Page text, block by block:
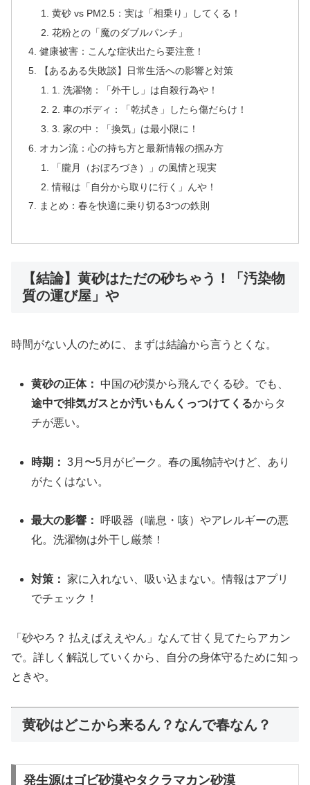
黄砂 vs PM2.5：実は「相乗り」してくる！
花粉との「魔のダブルパンチ」
健康被害：こんな症状出たら要注意！
【あるある失敗談】日常生活への影響と対策
1. 洗濯物：「外干し」は自殺行為や！
2. 車のボディ：「乾拭き」したら傷だらけ！
3. 家の中：「換気」は最小限に！
オカン流：心の持ち方と最新情報の掴み方
「朧月（おぼろづき）」の風情と現実
情報は「自分から取りに行く」んや！
まとめ：春を快適に乗り切る3つの鉄則
【結論】黄砂はただの砂ちゃう！「汚染物
質の運び屋」や
時間がない人のために、まずは結論から言うとくな。
黄砂の正体：
中国の砂漠から飛んでくる砂。でも、
途中で排気ガスとか汚いもんくっつけてくるからタ
チが悪い。
時期： 3月〜5月がピーク。春の風物詩やけど、あり
がたくはない。
最大の影響： 呼吸器（喘息・咳）やアレルギーの悪
化。洗濯物は外干し厳禁！
対策： 家に入れない、吸い込まない。情報はアプリ
でチェック！
「砂やろ？ 払えばええやん」なんて甘く見てたらアカン
で。詳しく解説していくから、自分の身体守るために知っ
ときや。
黄砂はどこから来るん？なんで春なん？
発生源はゴビ砂漠やタクラマカン砂漠